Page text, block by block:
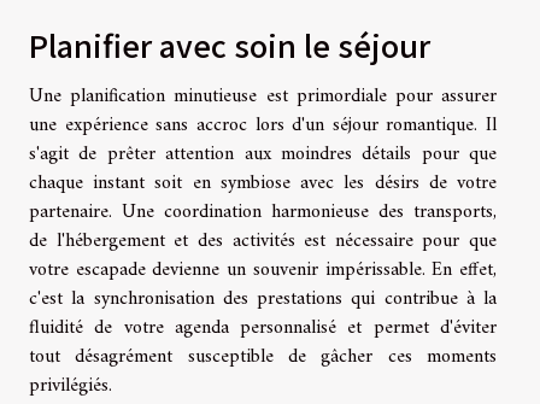
Planifier avec soin le séjour
Une planification minutieuse est primordiale pour assurer
une expérience sans accroc lors d'un séjour romantique. Il
s'agit de prêter attention aux moindres détails pour que
chaque instant soit en symbiose avec les désirs de votre
partenaire. Une coordination harmonieuse des transports,
de l'hébergement et des activités est nécessaire pour que
votre escapade devienne un souvenir impérissable. En effet,
c'est la synchronisation des prestations qui contribue à la
fluidité de votre agenda personnalisé et permet d'éviter
tout désagrément susceptible de gâcher ces moments
privilégiés.